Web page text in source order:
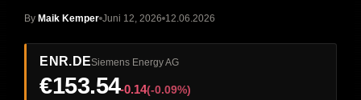
ByMaik Kemper Juni 12, 2026 12.06.2026
ENR.DESiemens Energy AG
€153.54-0.14(-0.09%)